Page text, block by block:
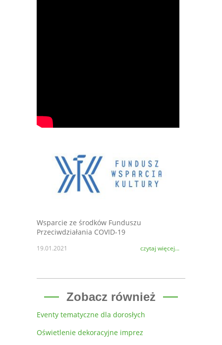
Wsparcie ze środków Funduszu
Przeciwdziałania COVID-19
czytaj więcej...
19.01.2021
Zobacz również
Eventy tematyczne dla dorosłych
Oświetlenie dekoracyjne imprez